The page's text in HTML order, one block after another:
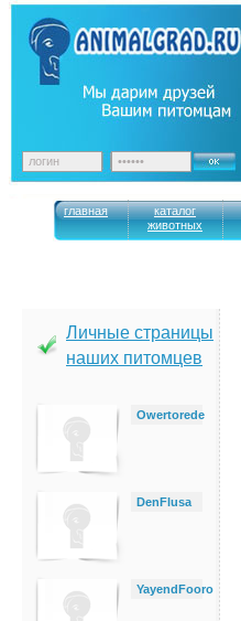
главная
каталог
животных
Личные страницы
наших питомцев
Owertorede
DenFlusa
YayendFooro